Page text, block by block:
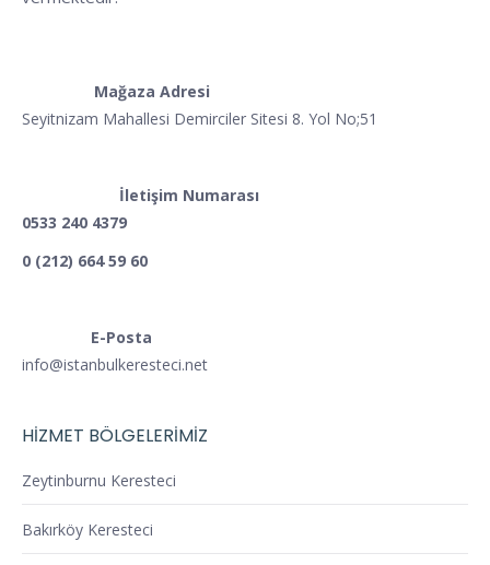
Mağaza Adresi
Seyitnizam Mahallesi Demirciler Sitesi 8. Yol No;51
İletişim Numarası
0533 240 4379
0 (212) 664 59 60
E-Posta
info@istanbulkeresteci.net
HİZMET BÖLGELERİMİZ
Zeytinburnu Keresteci
Bakırköy Keresteci